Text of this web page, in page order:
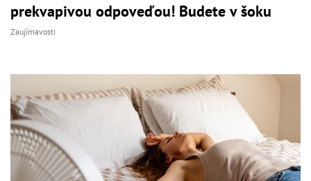
prekvapivou odpoveďou! Budete v šoku
Zaujímavosti